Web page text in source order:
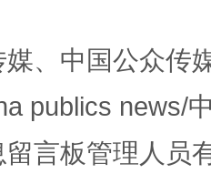
衣” 如何以
、中国公众传
publics news/
言板管理人员